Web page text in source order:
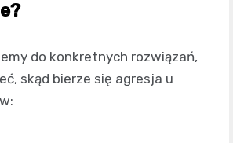
do konkretnych rozwiązań,
skąd bierze się agresja u